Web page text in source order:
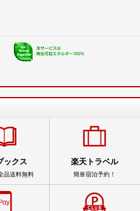
ックス
品送料無料
楽天トラベル
簡単宿泊予約！